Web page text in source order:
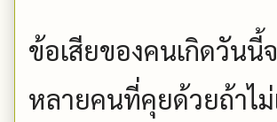
ข้อเสียของคนเกิดวัน
หลายคนที่คุยด้วยถ้าไม่